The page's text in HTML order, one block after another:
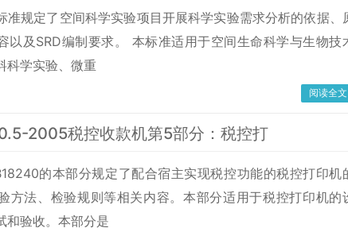
准规定了空间科学实验项目开展科学实验需求分析的依据、
以及SRD编制要求。 本标准适用于空间生命科学与生物技
科学实验、微重
阅读全文
2005税控收款机第5部分：税控打
的本部分规定了配合宿主实现税控功能的税控打印机
方法、检验规则等相关内容。本部分适用于税控打印机的
和验收。本部分是